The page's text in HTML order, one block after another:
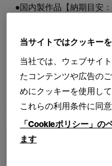
SUPPORT
SHOPS
CATALOGUES
PROFESSIONAL
●国内製作品【納期目安：
●特別在庫品【納期目安
通常はお届けまで約6か
定で国内在庫としてご
くなり次第終了となりま
当サイトではクッキー
当社では、ウェブサイ
たコンテンツや広告の
めにクッキーを使用し
これらの利用条件に同
「Cookieポリシー」の
ます